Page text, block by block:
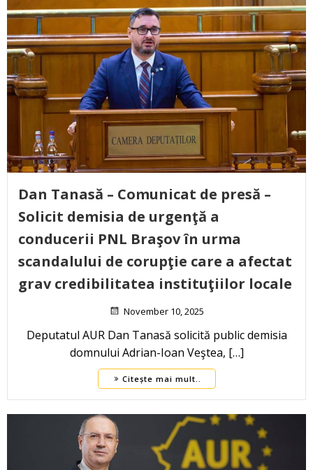
Dan Tanasă – Comunicat de presă –
Solicit demisia de urgenţă a
conducerii PNL Braşov în urma
scandalului de corupţie care a afectat
grav credibilitatea instituţiilor locale
November 10, 2025
Deputatul AUR Dan Tanasă solicită public demisia
domnului Adrian-Ioan Veştea, […]
Citește mai mult..